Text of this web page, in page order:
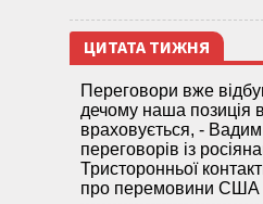
ЦИТАТА ТИЖНЯ
Переговори вже
дечому наша позиція
враховується, -
переговорів із
Тристоронньої
про перемовини США